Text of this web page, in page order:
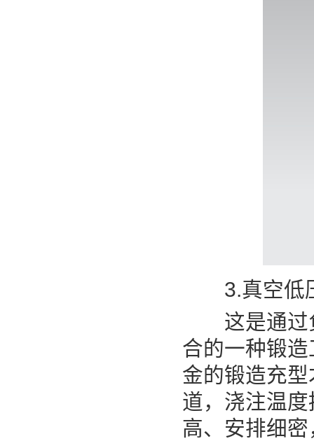
3.真空低
这是通过负
合的一种锻
金的锻造充
道，浇注温
高、安排细